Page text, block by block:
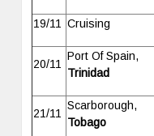
19/11 Cruising
20/11
Port Of Spain,
Trinidad
21/11
Scarborough,
Tobago